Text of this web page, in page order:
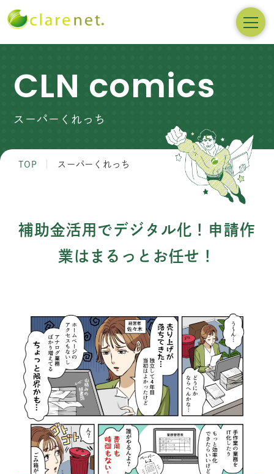
CLN comics
スーパーくれっち
TOP スーパーくれっち
補助金活用でデジタル化！申請作
業はまるっとお任せ！